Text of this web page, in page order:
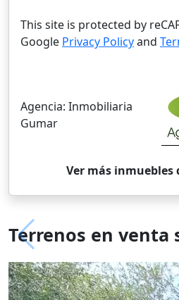
This site is protected by
Google Privacy Policyand
Agencia: Inmobiliaria
Gumar
Ver más inmuebles
Terrenos en venta